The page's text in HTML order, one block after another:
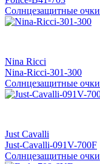
Солнцезащитные очки
Nina Ricci
Nina-Ricci-301-300
Солнцезащитные очки
Just Cavalli
Just-Cavalli-091V-700F
Солнцезащитные очки